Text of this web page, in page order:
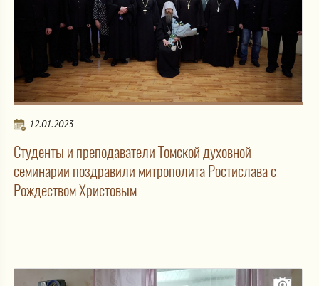
12.01.2023
Студенты и преподаватели Томской духовной
семинарии поздравили митрополита Ростислава с
Рождеством Христовым